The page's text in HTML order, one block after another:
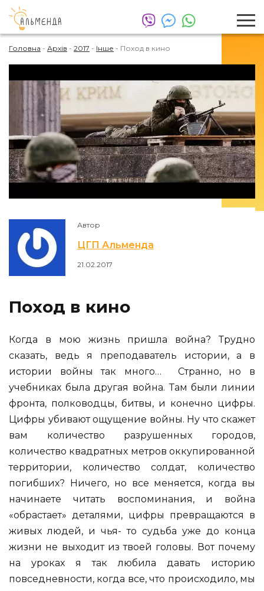
Головна - Архів - 2017 - Інше - Поход в кино
Автор
ЦГП Альменда
21.02.2017
Поход в кино
Когда в мою жизнь пришла война? Трудно
сказать, ведь я преподаватель истории, а в
истории войны так много… Странно, но в
учебниках была другая война. Там были линии
фронта, полководцы, битвы, и конечно цифры.
Цифры убивают ощущение войны. Ну что скажет
вам количество разрушенных городов,
количество квадратных метров оккупированной
территории, количество солдат, количество
погибших? Ничего, но все меняется, когда вы
начинаете читать воспоминания, и война
«обрастает» деталями, цифры превращаются в
живых людей, и чья- то судьба уже до конца
жизни не выходит из твоей головы. Вот почему
на уроках я так любила давать историю
повседневности, когда все, что происходило, мы